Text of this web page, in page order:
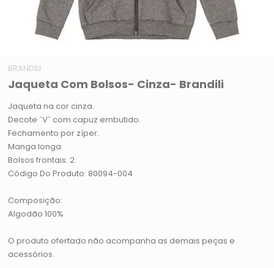
BRANDILI
Jaqueta Com Bolsos- Cinza- Brandili
Jaqueta na cor cinza.
Decote `V` com capuz embutido.
Fechamento por zíper.
Manga longa.
Bolsos frontais: 2.
Código Do Produto: 80094-004
Composição:
Algodão 100%
O produto ofertado não acompanha as demais peças e
acessórios.